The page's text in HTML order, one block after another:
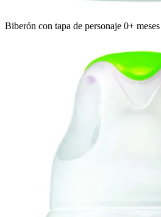
Biberón con tapa de personaje 0+